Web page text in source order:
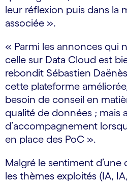
leur réflexion puis dans la
associée ».
« Parmi les annonces qui
celle sur Data Cloud est
rebondit Sébastien
cette plateforme
besoin de conseil en
qualité de données ; mais
d’accompagnement
en place des PoC ».
Malgré le sentiment
les thèmes exploités (IA,